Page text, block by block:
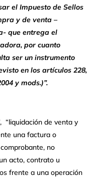
el Impuesto de Sellos
y de venta –
que entrega el
por cuanto
ser un instrumento
en los artículos 228,
y mods.)”.
“liquidación de venta y
una factura o
no
acto, contrato u
frente a una operación